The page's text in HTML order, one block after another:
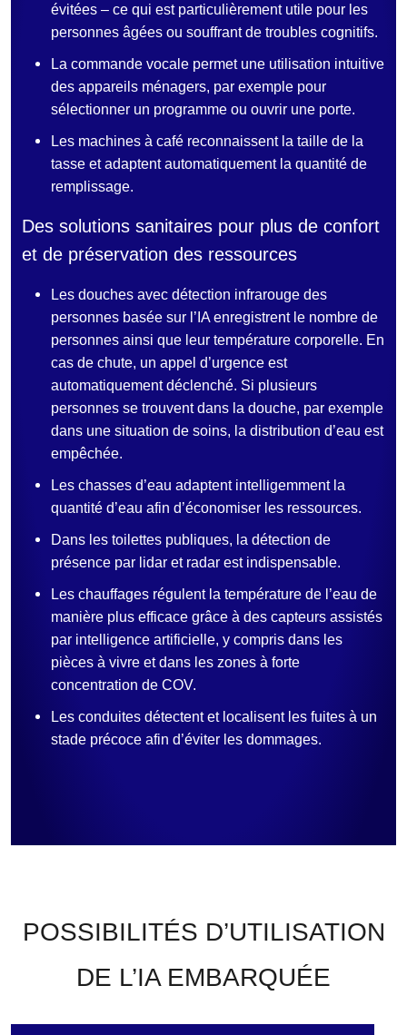
évitées – ce qui est particulièrement utile pour les
personnes âgées ou souffrant de troubles cognitifs.
La commande vocale permet une utilisation intuitive
des appareils ménagers, par exemple pour
sélectionner un programme ou ouvrir une porte.
Les machines à café reconnaissent la taille de la
tasse et adaptent automatiquement la quantité de
remplissage.
Des solutions sanitaires pour plus de confort
et de préservation des ressources
Les douches avec détection infrarouge des
personnes basée sur l’IA enregistrent le nombre de
personnes ainsi que leur température corporelle. En
cas de chute, un appel d’urgence est
automatiquement déclenché. Si plusieurs
personnes se trouvent dans la douche, par exemple
dans une situation de soins, la distribution d’eau est
empêchée.
Les chasses d’eau adaptent intelligemment la
quantité d’eau afin d’économiser les ressources.
Dans les toilettes publiques, la détection de
présence par lidar et radar est indispensable.
Les chauffages régulent la température de l’eau de
manière plus efficace grâce à des capteurs assistés
par intelligence artificielle, y compris dans les
pièces à vivre et dans les zones à forte
concentration de COV.
Les conduites détectent et localisent les fuites à un
stade précoce afin d’éviter les dommages.
POSSIBILITÉS D’UTILISATION
DE L’IA EMBARQUÉE